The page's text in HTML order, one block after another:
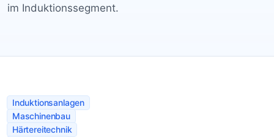
im Induktionssegment.
Induktionsanlagen
Maschinenbau
Härtereitechnik